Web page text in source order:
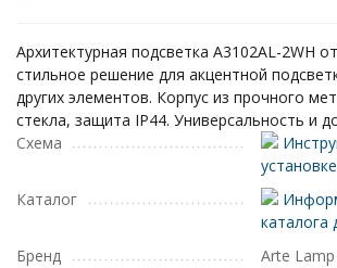
Архитектурная подсветка A3102AL-2WH
стильное решение для акцентной
других элементов. Корпус из прочного
стекла, защита IP44. Универсальность и
Схема
Каталог
каталога
Бренд
Arte Lamp